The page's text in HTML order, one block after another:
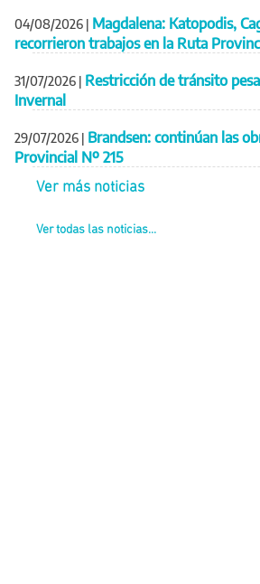
04/08/2026 | Magdalena: Katopodis,
recorrieron trabajos en la Ruta
31/07/2026 | Restricción de tránsito
Invernal
29/07/2026 | Brandsen: continúan las
Provincial Nº 215
Ver más noticias
Ver todas las noticias...